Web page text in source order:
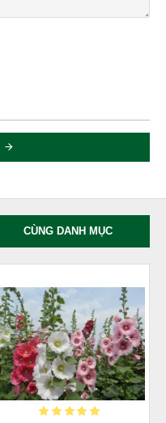
CÙNG DANH MỤC